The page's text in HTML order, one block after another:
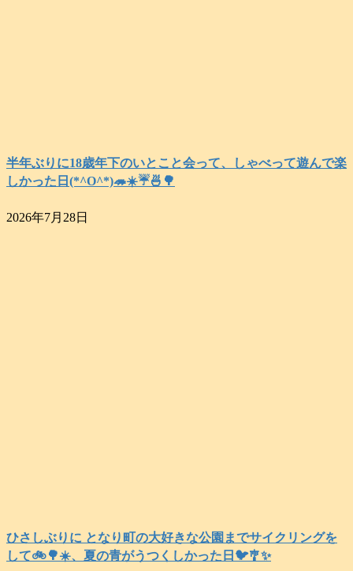
半年ぶりに18歳年下のいとこと会って、しゃべって遊んで楽
しかった日(*^O^*)🦔☀️☔🍜🌳
2026年7月28日
ひさしぶりに となり町の大好きな公園までサイクリングを
して🚲️🌳☀️、夏の青がうつくしかった日🐦️🎐✨️